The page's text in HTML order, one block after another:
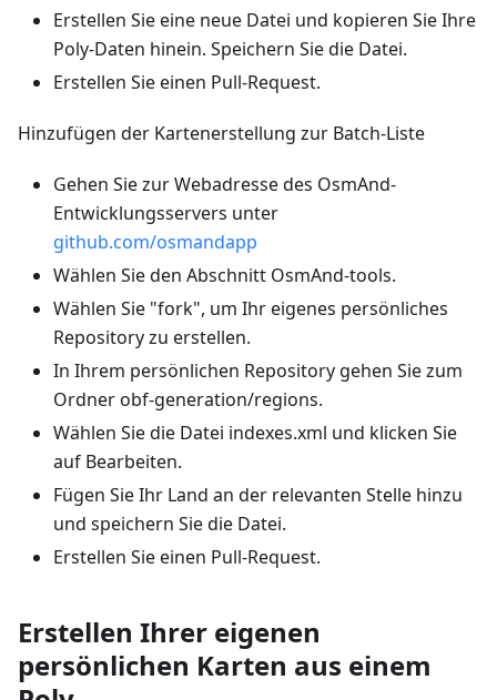
Erstellen Sie eine neue Datei und kopieren Sie Ihre
Poly-Daten hinein. Speichern Sie die Datei.
Erstellen Sie einen Pull-Request.
Hinzufügen der Kartenerstellung zur Batch-Liste
Gehen Sie zur Webadresse des OsmAnd-
Entwicklungsservers unter
github.com/osmandapp
Wählen Sie den Abschnitt OsmAnd-tools.
Wählen Sie "fork", um Ihr eigenes persönliches
Repository zu erstellen.
In Ihrem persönlichen Repository gehen Sie zum
Ordner obf-generation/regions.
Wählen Sie die Datei indexes.xml und klicken Sie
auf Bearbeiten.
Fügen Sie Ihr Land an der relevanten Stelle hinzu
und speichern Sie die Datei.
Erstellen Sie einen Pull-Request.
Erstellen Ihrer eigenen
persönlichen Karten aus einem